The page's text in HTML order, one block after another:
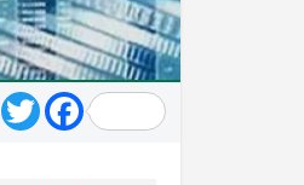
WhatsApp
TwitterFacebook